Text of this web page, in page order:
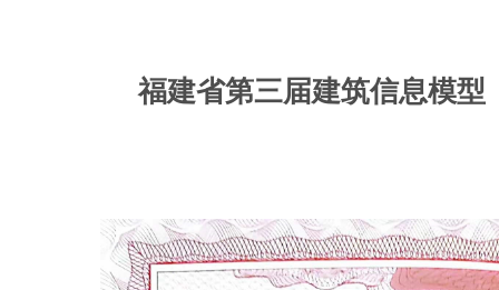
福建省第三届建筑信息模